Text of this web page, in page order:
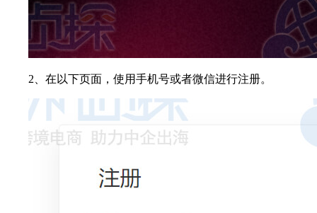
2、在以下页面，使用手机号或者微信进行注册。